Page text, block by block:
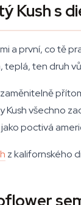
Kush s
a první, co tě
ten druh
všechno
poctivá
z kalifornského